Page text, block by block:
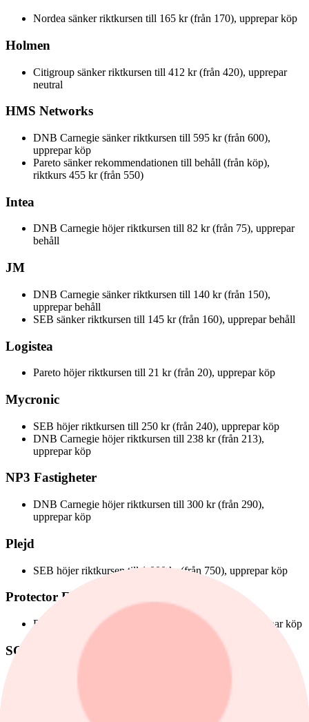
Nordea sänker riktkursen till 165 kr (från 170), upprepar köp
Holmen
Citigroup sänker riktkursen till 412 kr (från 420), upprepar
neutral
HMS Networks
DNB Carnegie sänker riktkursen till 595 kr (från 600),
upprepar köp
Pareto sänker rekommendationen till behåll (från köp),
riktkurs 455 kr (från 550)
Intea
DNB Carnegie höjer riktkursen till 82 kr (från 75), upprepar
behåll
JM
DNB Carnegie sänker riktkursen till 140 kr (från 150),
upprepar behåll
SEB sänker riktkursen till 145 kr (från 160), upprepar behåll
Logistea
Pareto höjer riktkursen till 21 kr (från 20), upprepar köp
Mycronic
SEB höjer riktkursen till 250 kr (från 240), upprepar köp
DNB Carnegie höjer riktkursen till 238 kr (från 213),
upprepar köp
NP3 Fastigheter
DNB Carnegie höjer riktkursen till 300 kr (från 290),
upprepar köp
Plejd
SEB höjer riktkursen till 1 000 kr (från 750), upprepar köp
Protector Forsikring
Pareto höjer riktkursen till 560 NOK (från 470), upprepar köp
SCA